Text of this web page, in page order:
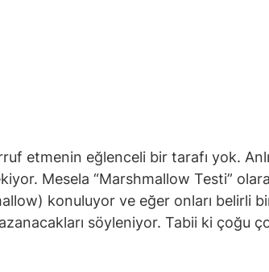
etmenin eğlenceli bir tarafı yok.
Mesela “Marshmallow Testi”
konuluyor ve eğer onları belirli
söyleniyor. Tabii ki çoğu